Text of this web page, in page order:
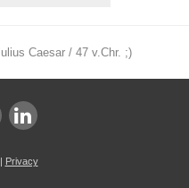
Caesar / 47 v.Chr. ;)
Privacy